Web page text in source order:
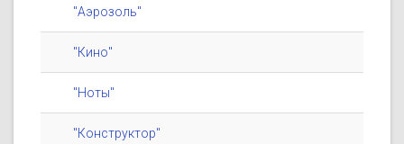
"Аэрозоль"
"Кино"
"Ноты"
"Конструктор"